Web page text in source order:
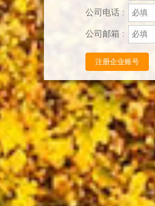
公司电话 :
公司邮箱 :
注册企业账号